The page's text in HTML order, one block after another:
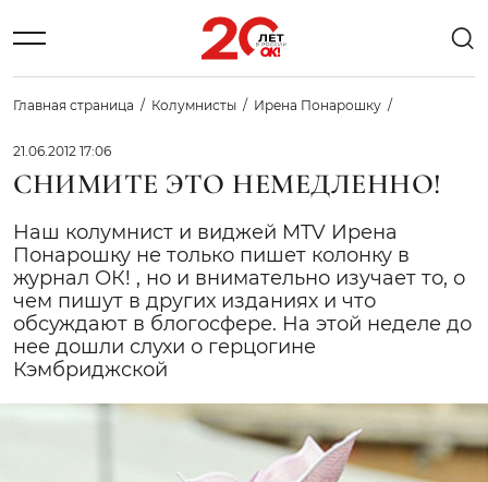
Главная страница Колумнисты Ирена Понарошку
21.06.2012 17:06
СНИМИТЕ ЭТО НЕМЕДЛЕННО!
Наш колумнист и виджей MTV Ирена
Понарошку не только пишет колонку в
журнал ОК! , но и внимательно изучает то, о
чем пишут в других изданиях и что
обсуждают в блогосфере. На этой неделе до
нее дошли слухи о герцогине
Кэмбриджской